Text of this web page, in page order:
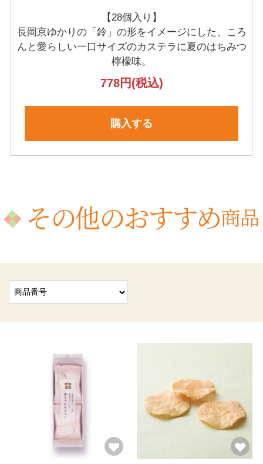
【28個入り】
長岡京ゆかりの「鈴」の形をイメージにした、
ころ
んと愛らしい一口サイズのカステラに夏のはちみつ
檸檬味。
778円(税込)
購入する
その他のおすすめ商品